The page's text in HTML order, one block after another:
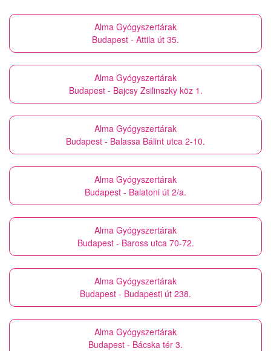
Alma Gyógyszertárak
Budapest - Attila út 35.
Alma Gyógyszertárak
Budapest - Bajcsy Zsilinszky köz 1.
Alma Gyógyszertárak
Budapest - Balassa Bálint utca 2-10.
Alma Gyógyszertárak
Budapest - Balatoni út 2/a.
Alma Gyógyszertárak
Budapest - Baross utca 70-72.
Alma Gyógyszertárak
Budapest - Budapesti út 238.
Alma Gyógyszertárak
Budapest - Bácska tér 3.